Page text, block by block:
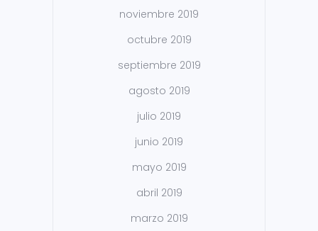
noviembre 2019
octubre 2019
septiembre 2019
agosto 2019
julio 2019
junio 2019
mayo 2019
abril 2019
marzo 2019